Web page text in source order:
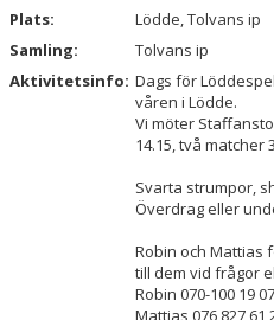
Plats:
Lödde, Tolvans ip
Samling:
Tolvans ip
Aktivitetsinfo: Dags för
våren i Lödde.
Vi möter
14.15, två matcher
Svarta strumpor,
Överdrag eller
Robin och Mattias
till dem vid frågor
Robin 070-100 19 07
Mattias 076 827 61